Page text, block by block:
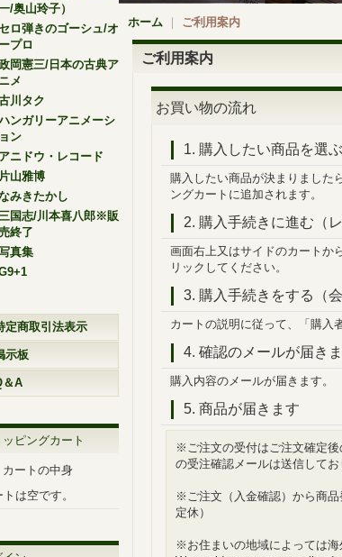
/奥山玲子）
ロ弾きのゴーシュ/オ
ープロ
岡憲三/日本の古典ア
ニメ
川タク
ンガリーアニメーシ
ョン
アニドウ・レコード
片山雅博
みきたかし
国志/川本喜八郎※販
終了
真集
定商取引法表示
示板
＆A
ッピングカート
カートの中身
トは空です。
ホーム ご利用案内
ご利用案内
お買い物の流れ
1. 購入したい商品を選ぶ
購入したい商品が決まりました
ングカートに追加されます。
2. 購入手続きに進む（
画面右上又はサイドのカートか
リックしてください。
3. 購入手続きをする（会
カートの説明に従って、「購入
4. 確認のメールが届き
購入内容のメールが届きます。
5. 商品が届きます
※ご注文の受付はご注文確定
の受注確認メールは送信して
※ご注文（入金確認）から商
定休）
※お住まいの地域によっては海